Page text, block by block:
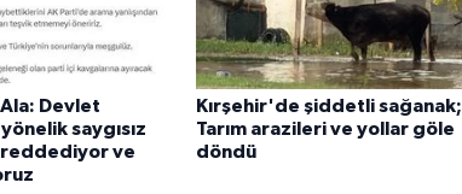
Devlet
yönelik saygısız
reddediyor ve
Kırşehir'de şiddetli sağanak;
Tarım arazileri ve yollar göle
döndü